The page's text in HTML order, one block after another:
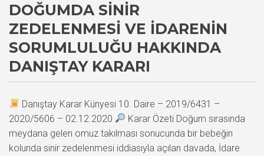
DOĞUMDA SINIR
ZEDELENMESI VE İDARENIN
SORUMLULUĞU HAKKINDA
DANIŞTAY KARARI
Danıştay Karar Künyesi 10. Daire – 2019/6431 –
2020/5606 – 02.12.2020
Karar Özeti Doğum sırasında
meydana gelen omuz takılması sonucunda bir bebeğin
kolunda sinir zedelenmesi iddiasıyla açılan davada, İdare